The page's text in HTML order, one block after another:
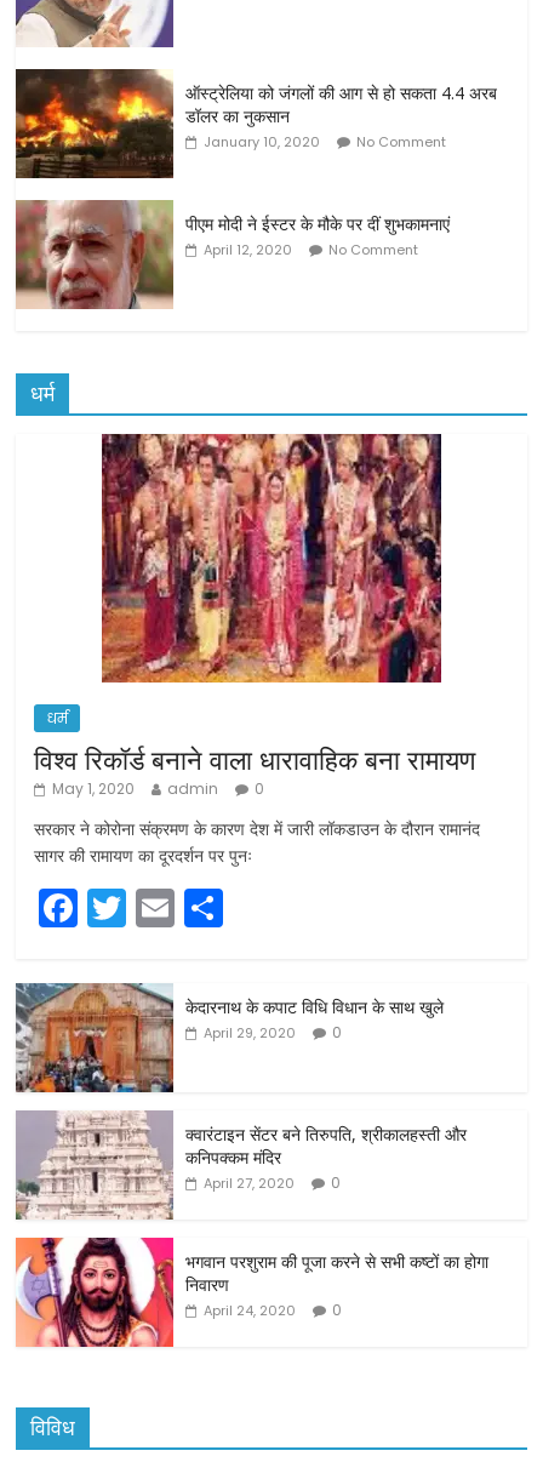
ऑस्ट्रेलिया को जंगलों की आग से हो सकता 4.4 अरब
डॉलर का नुकसान
January 10, 2020 No Comment
पीएम मोदी ने ईस्टर के मौके पर दीं शुभकामनाएं
April 12, 2020 No Comment
धर्म
धर्म
विश्व रिकॉर्ड बनाने वाला धारावाहिक बना रामायण
May 1, 2020 admin 0
सरकार ने कोरोना संक्रमण के कारण देश में जारी लॉकडाउन के दौरान रामानंद
सागर की रामायण का दूरदर्शन पर पुनः
F
a
c
e
b
o
o
k
T
w
itt
er
E
m
ai ar
e
केदारनाथ के कपाट विधि विधान के साथ खुले
April 29, 2020 0
क्वारंटाइन सेंटर बने तिरुपति, श्रीकालहस्ती और
कनिपक्कम मंदिर
April 27, 2020 0
भगवान परशुराम की पूजा करने से सभी कष्टों का होगा
निवारण
April 24, 2020 0
विविध